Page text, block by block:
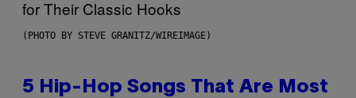
(PHOTO BY STEVE GRANITZ/WIREIMAGE)
5 Hip-Hop Songs That Are Most